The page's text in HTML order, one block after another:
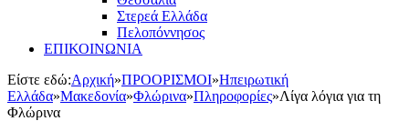
Στερεά Ελλάδα
Πελοπόννησος
ΕΠΙΚΟΙΝΩΝΙΑ
Είστε εδώ:Αρχική»ΠΡΟΟΡΙΣΜΟΙ»Ηπειρωτική
Ελλάδα»Μακεδονία»Φλώρινα»Πληροφορίες»Λίγα λόγια για τη
Φλώρινα